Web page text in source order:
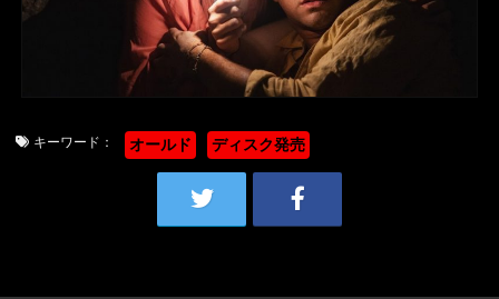
キーワード： オールド ディスク発売